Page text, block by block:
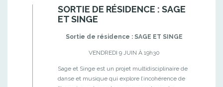
SORTIE DE RÉSIDENCE : SAGE
ET SINGE
Sortie de résidence : SAGE ET SINGE
VENDREDI 9 JUIN À 19h30
Sage et Singe est un projet multidisciplinaire de
danse et musique qui explore l’incohérence de